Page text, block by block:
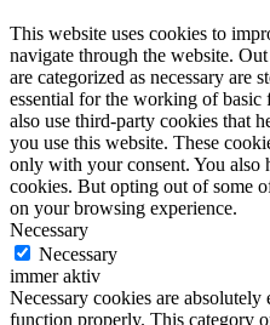
This website uses cookies to
navigate through the website.
are categorized as necessary are
essential for the working of
also use third-party cookies that
you use this website. These
only with your consent. You also
cookies. But opting out of some
on your browsing experience.
Necessary
Necessary
immer aktiv
Necessary cookies are
function properly. This category